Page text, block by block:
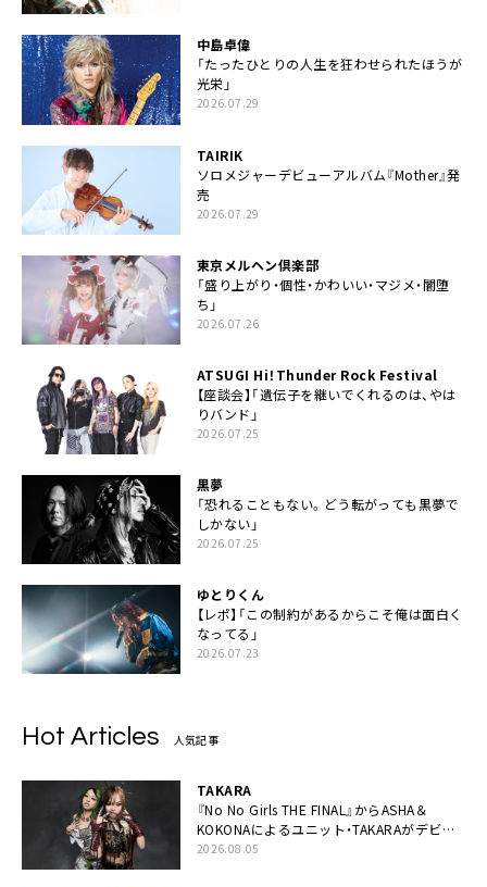
中島卓偉
「たったひとりの人生を狂わせられたほうが
光栄」
2026.07.29
TAIRIK
ソロメジャーデビューアルバム『Mother』発
売
2026.07.29
東京メルヘン倶楽部
「盛り上がり・個性・かわいい・マジメ・闇堕
ち」
2026.07.26
ATSUGI Hi！Thunder Rock Festival
【座談会】「遺伝子を継いでくれるのは、やは
りバンド」
2026.07.25
黒夢
「恐れることもない。どう転がっても黒夢で
しかない」
2026.07.25
ゆとりくん
【レポ】「この制約があるからこそ俺は面白く
なってる」
2026.07.23
Hot Articles 人気記事
TAKARA
『No No Girls THE FINAL』からASHA＆
KOKONAによるユニット・TAKARAがデビュ
ー
2026.08.05